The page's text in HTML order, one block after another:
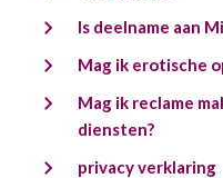
Is deelname aan
Mag ik erotische
Mag ik reclame
diensten?
privacy verklaring